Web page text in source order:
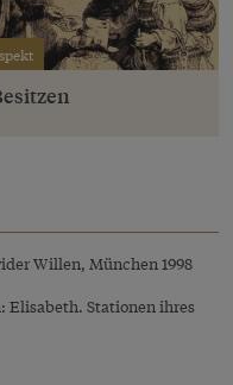
Willen, München 1998
Stationen ihres